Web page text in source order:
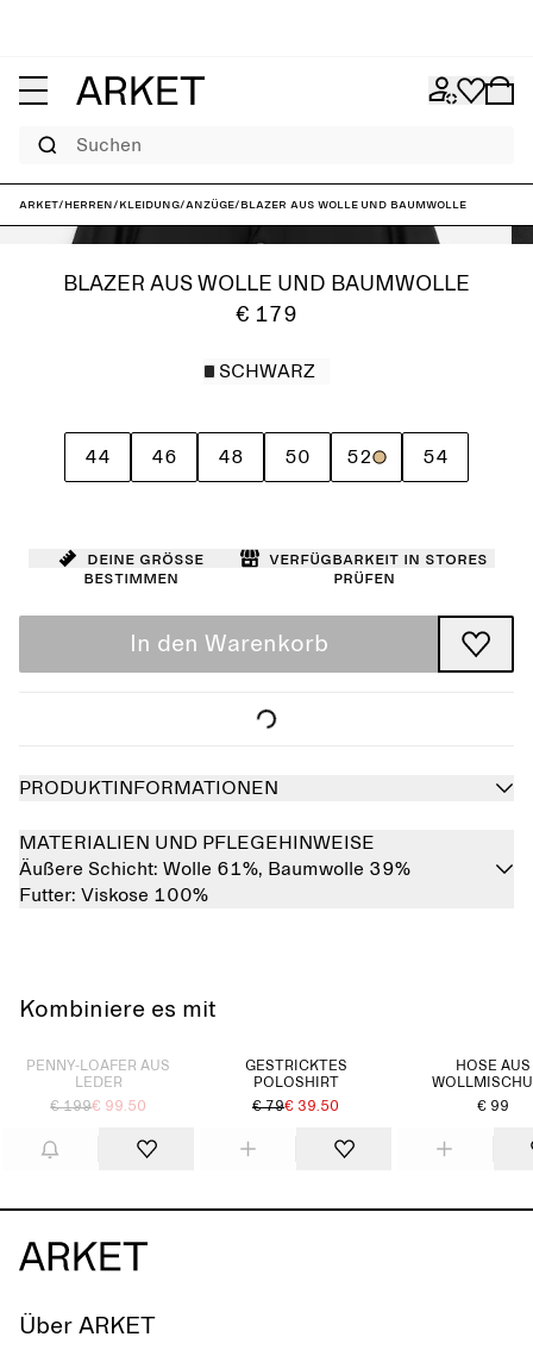
Suchen
ARKET/Herren/Kleidung/Anzüge/Blazer aus Wolle und Baumwolle
BLAZER AUS WOLLE UND BAUMWOLLE
€ 179
SCHWARZ
44 46 48 50 52 54
Deine Größe
bestimmen
Verfügbarkeit in Stores
prüfen
In den Warenkorb
PRODUKTINFORMATIONEN
MATERIALIEN UND PFLEGEHINWEISE
Äußere Schicht: Wolle 61%, Baumwolle 39%
Futter: Viskose 100%
Kombiniere es mit
PENNY-LOAFER AUS
LEDER
€ 199€ 99.50
GESTRICKTES
POLOSHIRT
€ 79€ 39.50
HOSE AUS
€ 99
Über ARKET